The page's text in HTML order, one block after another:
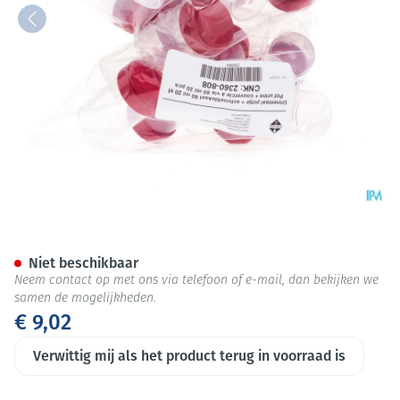
€ 9,02
Verwittig mij als het product terug in voorraad is
Niet beschikbaar
Neem contact op met ons via telefoon of e-mail, dan bekijken we
samen de mogelijkheden.